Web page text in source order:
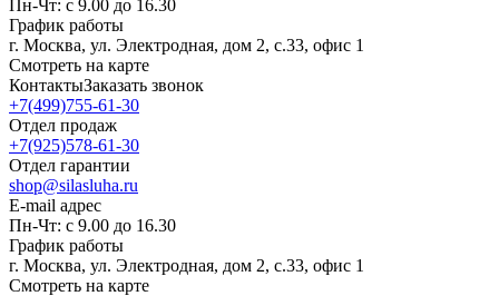
Пн-Чт: с 9.00 до 16.30
График работы
г. Москва, ул. Электродная, дом 2, с.33, офис 1
Смотреть на карте
КонтактыЗаказать звонок
+7(499)755-61-30
Отдел продаж
+7(925)578-61-30
Отдел гарантии
shop@silasluha.ru
E-mail адрес
Пн-Чт: с 9.00 до 16.30
График работы
г. Москва, ул. Электродная, дом 2, с.33, офис 1
Смотреть на карте